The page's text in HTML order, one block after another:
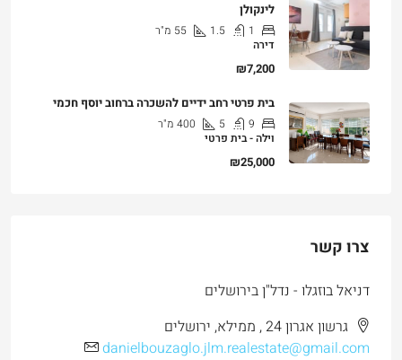
לינקולן
1
1.5
55 מ"ר
דירה
₪7,200
בית פרטי רחב ידיים להשכרה ברחוב יוסף חכמי
9
5
400 מ"ר
וילה - בית פרטי
₪25,000
צרו קשר
דניאל בוזגלו - נדל"ן בירושלים
גרשון אגרון 24 , ממילא, ירושלים
danielbouzaglo.jlm.realestate@gmail.com